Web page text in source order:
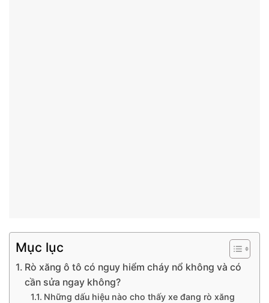
Mục lục
Rò xăng ô tô có nguy hiểm cháy nổ không và có
cần sửa ngay không?
Những dấu hiệu nào cho thấy xe đang rò xăng